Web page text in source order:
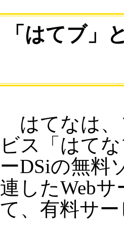
「はてブ」
はてなは、
ビス「はて
ーDSiの無料
連したWeb
て、有料サ